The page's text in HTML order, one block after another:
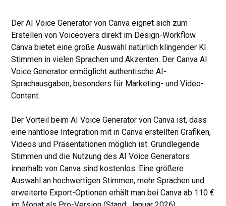
Der AI Voice Generator von Canva eignet sich zum
Erstellen von Voiceovers direkt im Design-Workflow.
Canva bietet eine große Auswahl natürlich klingender KI
Stimmen in vielen Sprachen und Akzenten. Der Canva AI
Voice Generator ermöglicht authentische AI-
Sprachausgaben, besonders für Marketing- und Video-
Content.
Der Vorteil beim AI Voice Generator von Canva ist, dass
eine nahtlose Integration mit in Canva erstellten Grafiken,
Videos und Präsentationen möglich ist. Grundlegende
Stimmen und die Nutzung des AI Voice Generators
innerhalb von Canva sind kostenlos. Eine größere
Auswahl an hochwertigen Stimmen, mehr Sprachen und
erweiterte Export-Optionen erhält man bei Canva ab 110 €